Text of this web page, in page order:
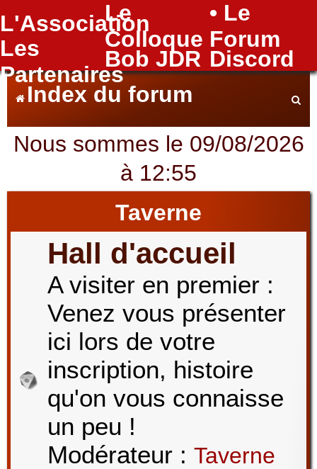
L'Association
Le
Colloque
• Le
Forum
Les
Partenaires
Bob JDR Discord
FAQ
Index du forum
e
Nous sommes le 09/08/2026
à 12:55
Taverne
Hall d'accueil
A visiter en premier :
Venez vous présenter
ici lors de votre
inscription, histoire
qu'on vous connaisse
un peu !
Modérateur : Taverne